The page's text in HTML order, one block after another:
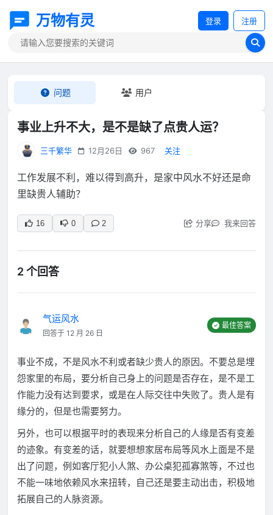
万物有灵 登录 注册
问题 用户
事业上升不大，是不是缺了点贵人运？
三千繁华 12月26日 967 关注
工作发展不利，难以得到高升，是家中风水不好还是命
里缺贵人辅助？
16 0 2 分享 我来回答
2 个回答
气运风水
回答于 12 月 26 日
最佳答案
事业不成，不是风水不利或者缺少贵人的原因。不要总是埋
怨家里的布局，要分析自己身上的问题是否存在，是不是工
作能力没有达到要求，或是在人际交往中失败了。贵人是有
缘分的，但是也需要努力。
另外，也可以根据平时的表现来分析自己的人缘是否有变差
的迹象。有变差的话，就要想想家居布局等风水上面是不是
出了问题，例如客厅犯小人煞、办公桌犯孤寡煞等，不过也
不能一味地依赖风水来扭转，自己还是要主动出击，积极地
拓展自己的人脉资源。